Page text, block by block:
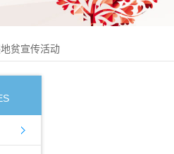
贫宣传活动